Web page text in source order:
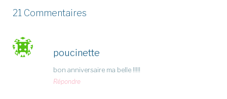
21 Commentaires
poucinette
bon anniversaire ma belle !!!!!
Répondre